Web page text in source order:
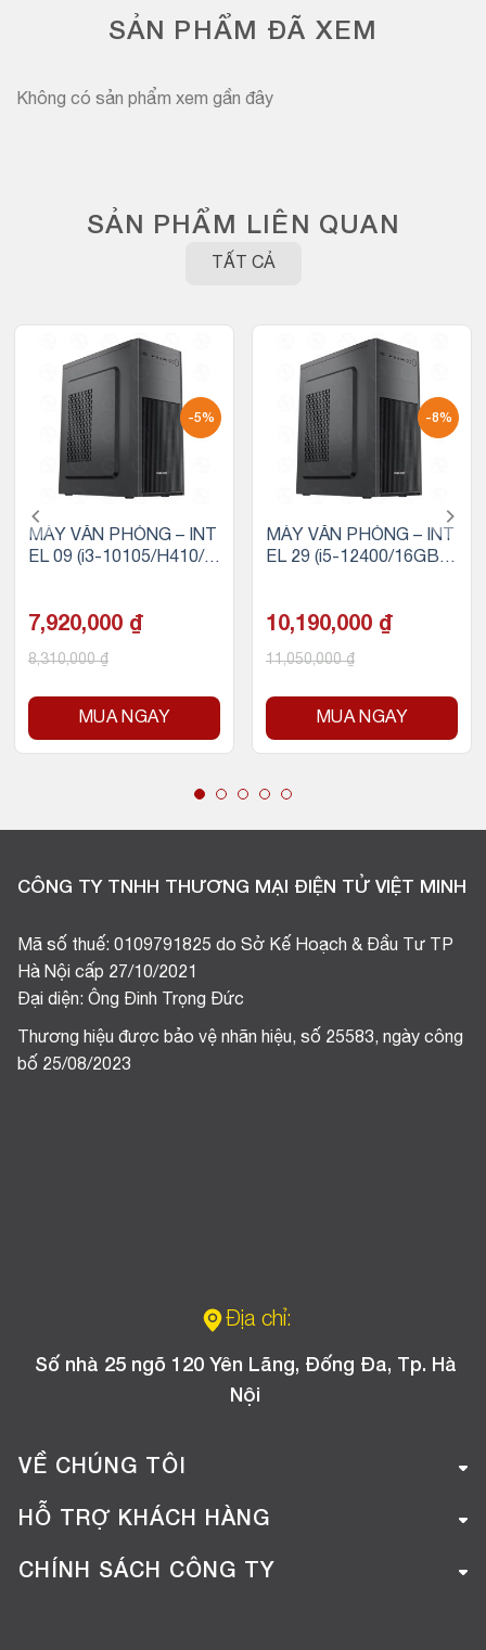
SẢN PHẨM ĐÃ XEM
Không có sản phẩm xem gần đây
SẢN PHẨM LIÊN QUAN
TẤT CẢ
-5%
MÁY VĂN PHÒNG – INT
EL 09 (i3-10105/H410/8
7,920,000 ₫
8,310,000₫
MUA NGAY
-8%
MÁY VĂN PHÒNG – INT
EL 29 (i5-12400/16GB R
10,190,000 ₫
11,050,000₫
MUA NGAY
CÔNG TY TNHH THƯƠNG MẠI ĐIỆN TỬ VIỆT MINH
Mã số thuế: 0109791825 do Sở Kế Hoạch & Đầu Tư TP
Hà Nội cấp 27/10/2021
Đại diện: Ông Đinh Trọng Đức
Thương hiệu được bảo vệ nhãn hiệu, số 25583, ngày công
bố 25/08/2023
Địa chỉ:
Số nhà 25 ngõ 120 Yên Lãng, Đống Đa, Tp. Hà
Nội
VỀ CHÚNG TÔI
Giới thiệu công ty
Tuyển dụng
HỖ TRỢ KHÁCH HÀNG
Hướng dẫn mua hàng online
CHÍNH SÁCH CÔNG TY